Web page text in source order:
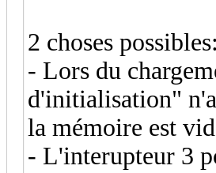
2 choses possibles:
- Lors du
d'initialisation" n'a
la mémoire est
- L'interupteur 3